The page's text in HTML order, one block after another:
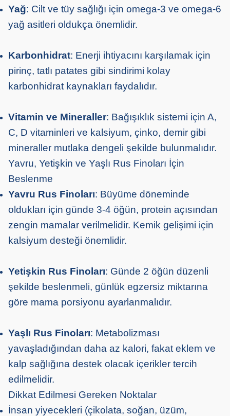
Yağ: Cilt ve tüy sağlığı için omega-3 ve omega-6
yağ asitleri oldukça önemlidir.
Karbonhidrat: Enerji ihtiyacını karşılamak için
pirinç, tatlı patates gibi sindirimi kolay
karbonhidrat kaynakları faydalıdır.
Vitamin ve Mineraller: Bağışıklık sistemi için A,
C, D vitaminleri ve kalsiyum, çinko, demir gibi
mineraller mutlaka dengeli şekilde bulunmalıdır.
Yavru, Yetişkin ve Yaşlı Rus Finoları İçin
Beslenme
Yavru Rus Finoları: Büyüme döneminde
oldukları için günde 3-4 öğün, protein açısından
zengin mamalar verilmelidir. Kemik gelişimi için
kalsiyum desteği önemlidir.
Yetişkin Rus Finoları: Günde 2 öğün düzenli
şekilde beslenmeli, günlük egzersiz miktarına
göre mama porsiyonu ayarlanmalıdır.
Yaşlı Rus Finoları: Metabolizması
yavaşladığından daha az kalori, fakat eklem ve
kalp sağlığına destek olacak içerikler tercih
edilmelidir.
Dikkat Edilmesi Gereken Noktalar
İnsan yiyecekleri (çikolata, soğan, üzüm,